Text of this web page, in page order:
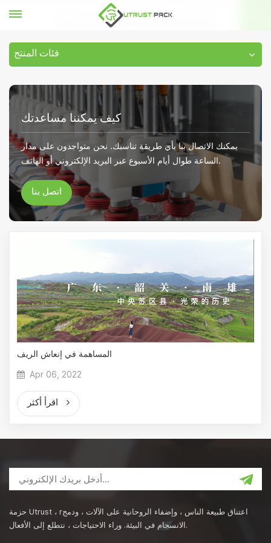
أنشطة المسؤولية الاجتماعية للشركات
فئات المنتج
كيف يمكننا مساعدتك
يمكنك الاتصال بنا بأي طريقة تناسبك. نحن متواجدون على مدار
الساعة طوال أيام الأسبوع عبر البريد الإلكتروني أو الهاتف.
اتصل بنا
المساهمة في إنعاش الريف
Apr 06, 2022
حزمة Utrust ، rاعتناق طبيعة الناس ، وإضفاء الروحانية على الآلات ، ودمج
الانسجام في البيئة. وراء الاحتياجات ، نتطلع إلى الأفعال.